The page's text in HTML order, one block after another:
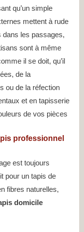
qu’un simple
mettent à rude
les passages,
sont à même
il se doit, qu’il
de la
ou de la réfection
et en tapisserie
de vos pièces
professionnel
est toujours
pour un tapis de
fibres naturelles,
domicile